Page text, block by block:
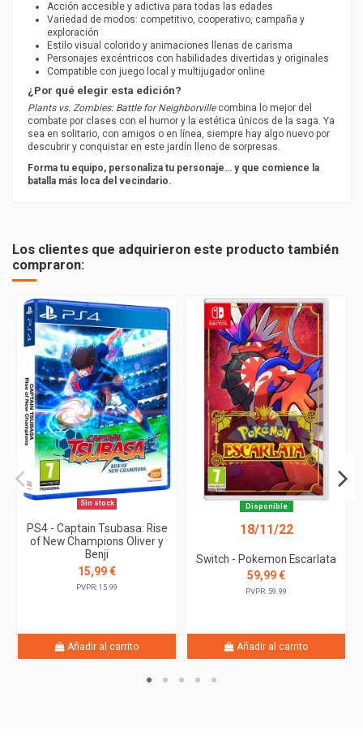
Acción accesible y adictiva para todas las edades
Variedad de modos: competitivo, cooperativo, campaña y
exploración
Estilo visual colorido y animaciones llenas de carisma
Personajes excéntricos con habilidades divertidas y originales
Compatible con juego local y multijugador online
¿Por qué elegir esta edición?
Plants vs. Zombies: Battle for Neighborvillecombina lo mejor del
combate por clases con el humor y la estética únicos de la saga. Ya
sea en solitario, con amigos o en línea, siempre hay algo nuevo por
descubrir y conquistar en este jardín lleno de sorpresas.
Forma tu equipo, personaliza tu personaje… y que comience la
batalla más loca del vecindario.
Los clientes que adquirieron este producto también
compraron:
Sin stock
PS4 - Captain Tsubasa: Rise
of New Champions Oliver y
Benji
15,99 €
PVPR: 15.99
Añadir al carrito
Disponible
18/11/22
Switch - Pokemon Escarlata
59,99 €
PVPR: 59.99
Añadir al carrito